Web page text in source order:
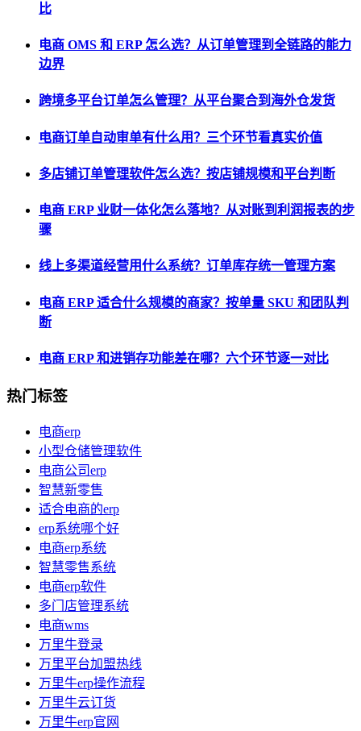
比
电商 OMS 和 ERP 怎么选？从订单管理到全链路的能力
边界
跨境多平台订单怎么管理？从平台聚合到海外仓发货
电商订单自动审单有什么用？三个环节看真实价值
多店铺订单管理软件怎么选？按店铺规模和平台判断
电商 ERP 业财一体化怎么落地？从对账到利润报表的步
骤
线上多渠道经营用什么系统？订单库存统一管理方案
电商 ERP 适合什么规模的商家？按单量 SKU 和团队判
断
电商 ERP 和进销存功能差在哪？六个环节逐一对比
热门标签
电商erp
小型仓储管理软件
电商公司erp
智慧新零售
适合电商的erp
erp系统哪个好
电商erp系统
智慧零售系统
电商erp软件
多门店管理系统
电商wms
万里牛登录
万里平台加盟热线
万里牛erp操作流程
万里牛云订货
万里牛erp官网